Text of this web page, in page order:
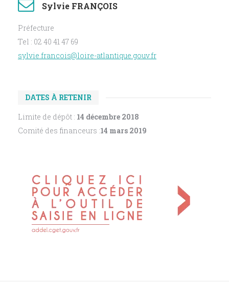
Sylvie FRANÇOIS
Préfecture
Tel : 02 40 41 47 69
sylvie.francois@loire-atlantique.gouv.fr
DATES À RETENIR
Limite de dépôt : 14 décembre 2018
Comité des financeurs :14 mars 2019